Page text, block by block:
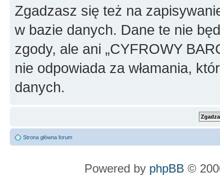
Zgadzasz się też na
w bazie danych. Dane te nie
zgody, ale ani „CYFROWY
nie odpowiada za włamania,
danych.
Strona główna forum
Powered by phpBB ©